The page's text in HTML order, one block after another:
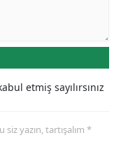
etmiş sayılırsınız
yazın, tartışalım *